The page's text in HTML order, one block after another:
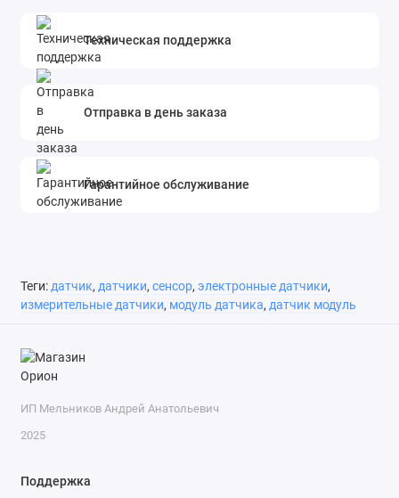
Техническая поддержка
Отправка в день заказа
Гарантийное обслуживание
Теги:датчик, датчики, сенсор, электронные датчики,
измерительные датчики, модуль датчика, датчик модуль
ИП Мельников Андрей Анатольевич
2025
Поддержка